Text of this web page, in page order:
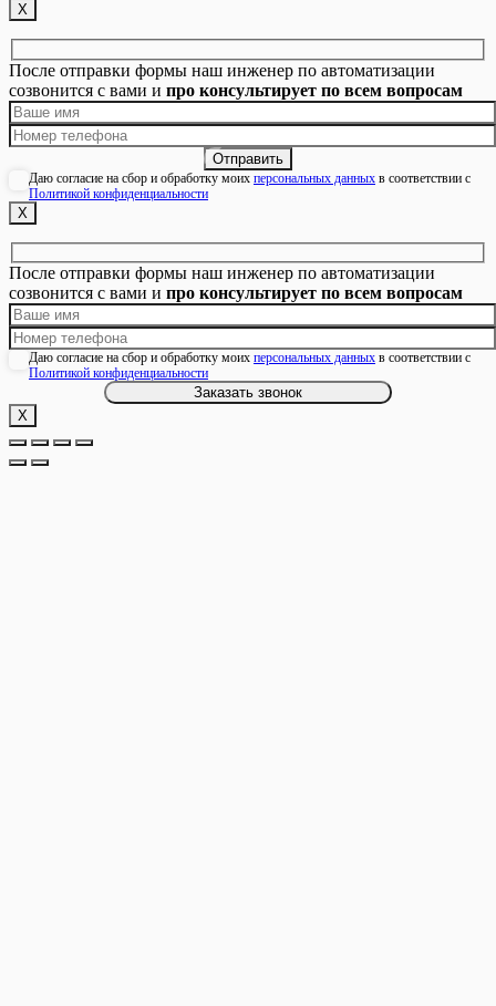
Х
После отправки формы наш инженер по автоматизации
созвонится с вами и про консультирует по всем вопросам
Даю согласие на сбор и обработку моих персональных данных в соответствии с
Политикой конфиденциальности
Х
После отправки формы наш инженер по автоматизации
созвонится с вами и про консультирует по всем вопросам
Даю согласие на сбор и обработку моих персональных данных в соответствии с
Политикой конфиденциальности
Х